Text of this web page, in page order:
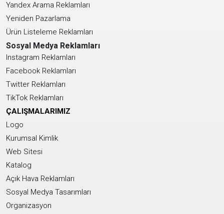
Yandex Arama Reklamları
Yeniden Pazarlama
Ürün Listeleme Reklamları
Sosyal Medya Reklamları
Instagram Reklamları
Facebook Reklamları
Twitter Reklamları
TikTok Reklamları
ÇALIŞMALARIMIZ
Logo
Kurumsal Kimlik
Web Sitesi
Katalog
Açık Hava Reklamları
Sosyal Medya Tasarımları
Organizasyon